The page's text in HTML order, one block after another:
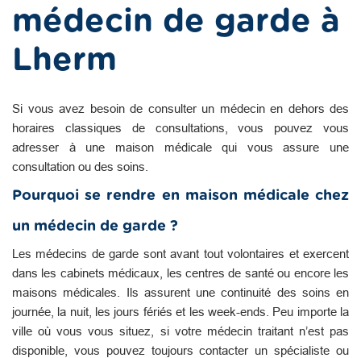
médecin de garde à
Lherm
Si vous avez besoin de consulter un médecin en dehors des
horaires classiques de consultations, vous pouvez vous
adresser à une maison médicale qui vous assure une
consultation ou des soins.
Pourquoi se rendre en maison médicale chez
un médecin de garde ?
Les médecins de garde sont avant tout volontaires et exercent
dans les cabinets médicaux, les centres de santé ou encore les
maisons médicales. Ils assurent une continuité des soins en
journée, la nuit, les jours fériés et les week-ends. Peu importe la
ville où vous vous situez, si votre médecin traitant n’est pas
disponible, vous pouvez toujours contacter un spécialiste ou